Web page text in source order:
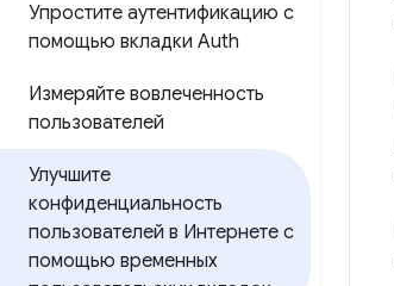
Упростите аутентификацию с
помощью вкладки Auth
Измеряйте вовлеченность
пользователей
Улучшите
конфиденциальность
пользователей в Интернете с
помощью временных